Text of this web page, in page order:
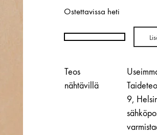
Ostettavissa heti
Manner
korvakorut
|
Teos
nähtävillä
9,